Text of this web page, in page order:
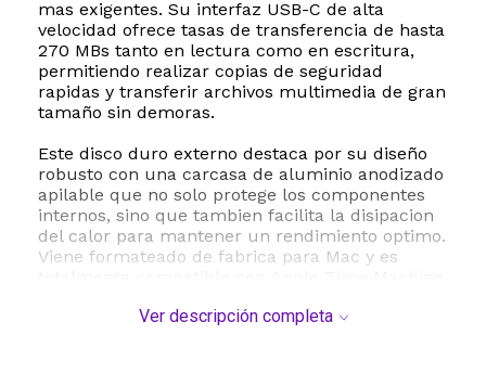
mas exigentes. Su interfaz USB-C de alta
velocidad ofrece tasas de transferencia de hasta
270 MBs tanto en lectura como en escritura,
permitiendo realizar copias de seguridad
rapidas y transferir archivos multimedia de gran
tamaño sin demoras.
Este disco duro externo destaca por su diseño
robusto con una carcasa de aluminio anodizado
apilable que no solo protege los componentes
internos, sino que tambien facilita la disipacion
del calor para mantener un rendimiento optimo.
Viene formateado de fabrica para Mac y es
su uso en sistemas operativos Windows.
Ver descripción completa